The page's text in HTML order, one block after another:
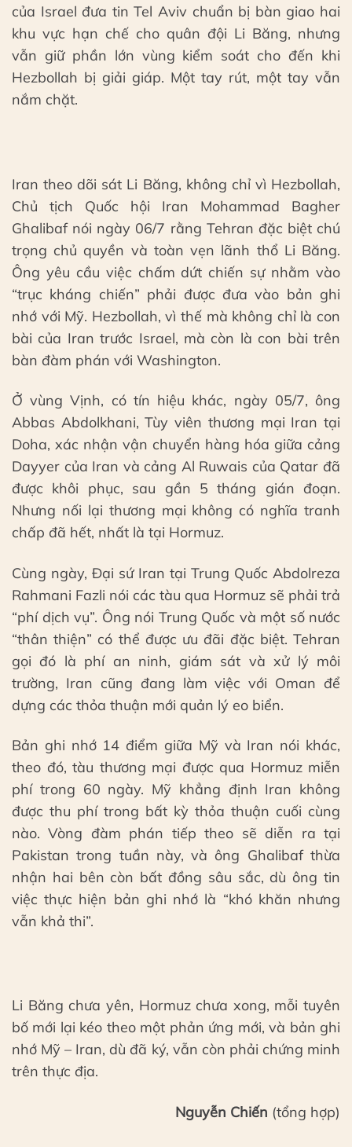
của Israel đưa tin Tel Aviv chuẩn bị bàn giao hai
khu vực hạn chế cho quân đội Li Băng, nhưng
vẫn giữ phần lớn vùng kiểm soát cho đến khi
Hezbollah bị giải giáp. Một tay rút, một tay vẫn
nắm chặt.
Iran theo dõi sát Li Băng, không chỉ vì Hezbollah,
Chủ tịch Quốc hội Iran Mohammad Bagher
Ghalibaf nói ngày 06/7 rằng Tehran đặc biệt chú
trọng chủ quyền và toàn vẹn lãnh thổ Li Băng.
Ông yêu cầu việc chấm dứt chiến sự nhằm vào
“trục kháng chiến” phải được đưa vào bản ghi
nhớ với Mỹ. Hezbollah, vì thế mà không chỉ là con
bài của Iran trước Israel, mà còn là con bài trên
bàn đàm phán với Washington.
Ở vùng Vịnh, có tín hiệu khác, ngày 05/7, ông
Abbas Abdolkhani, Tùy viên thương mại Iran tại
Doha, xác nhận vận chuyển hàng hóa giữa cảng
Dayyer của Iran và cảng Al Ruwais của Qatar đã
được khôi phục, sau gần 5 tháng gián đoạn.
Nhưng nối lại thương mại không có nghĩa tranh
chấp đã hết, nhất là tại Hormuz.
Cùng ngày, Đại sứ Iran tại Trung Quốc Abdolreza
Rahmani Fazli nói các tàu qua Hormuz sẽ phải trả
“phí dịch vụ”. Ông nói Trung Quốc và một số nước
“thân thiện” có thể được ưu đãi đặc biệt. Tehran
gọi đó là phí an ninh, giám sát và xử lý môi
trường, Iran cũng đang làm việc với Oman để
dựng các thỏa thuận mới quản lý eo biển.
Bản ghi nhớ 14 điểm giữa Mỹ và Iran nói khác,
theo đó, tàu thương mại được qua Hormuz miễn
phí trong 60 ngày. Mỹ khẳng định Iran không
được thu phí trong bất kỳ thỏa thuận cuối cùng
nào. Vòng đàm phán tiếp theo sẽ diễn ra tại
Pakistan trong tuần này, và ông Ghalibaf thừa
nhận hai bên còn bất đồng sâu sắc, dù ông tin
việc thực hiện bản ghi nhớ là “khó khăn nhưng
vẫn khả thi”.
Li Băng chưa yên, Hormuz chưa xong, mỗi tuyên
bố mới lại kéo theo một phản ứng mới, và bản ghi
nhớ Mỹ – Iran, dù đã ký, vẫn còn phải chứng minh
trên thực địa.
Nguyễn Chiến (tổng hợp)